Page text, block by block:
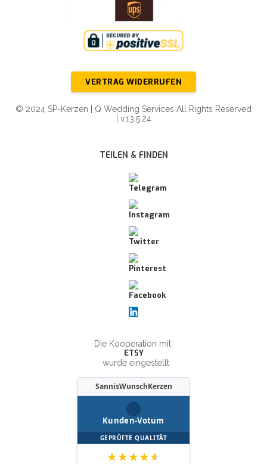
VERTRAG WIDERRUFEN
© 2024 SP-Kerzen | Q Wedding Services All Rights Reserved
| v.13.5.24
TEILEN & FINDEN
Die Kooperation mit
ETSY
wurde eingestellt
SannisWunschKerzen
Kunden-Votum
GEPRÜFTE QUALITÄT
★★★★★